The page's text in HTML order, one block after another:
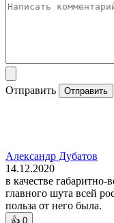
Отправить Отправить
Александр Дубатов
14.12.2020
в качестве
главного шута всей
польза от него была.
👍 0